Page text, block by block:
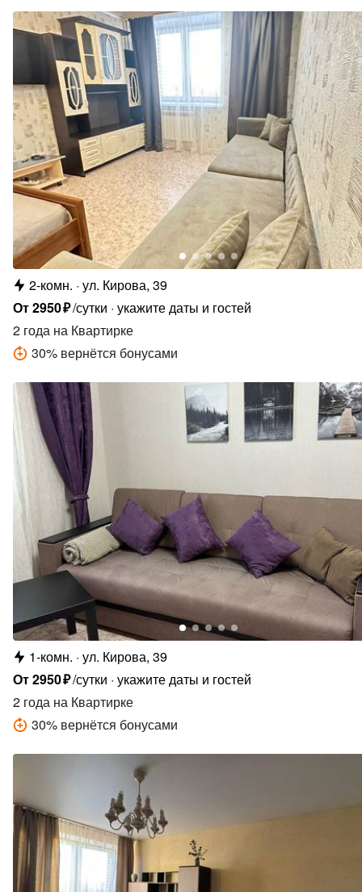
2-комн. ул. Кирова, 39
От2950₽/сутки укажите даты и гостей
2 года на Квартирке
30% вернётся бонусами
1-комн. ул. Кирова, 39
От2950₽/сутки укажите даты и гостей
2 года на Квартирке
30% вернётся бонусами